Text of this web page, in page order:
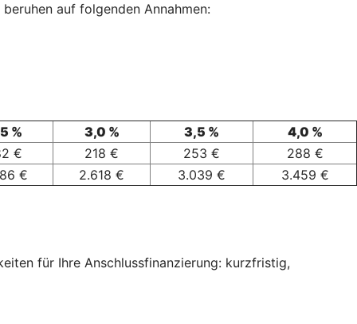
auf folgenden Annahmen:
% 3,0 % 3,5 %
4,0 %
€ 218 € 253 €
288 €
€ 2.618 € 3.039 €
3.459 €
für Ihre Anschlussfinanzierung: kurzfristig,